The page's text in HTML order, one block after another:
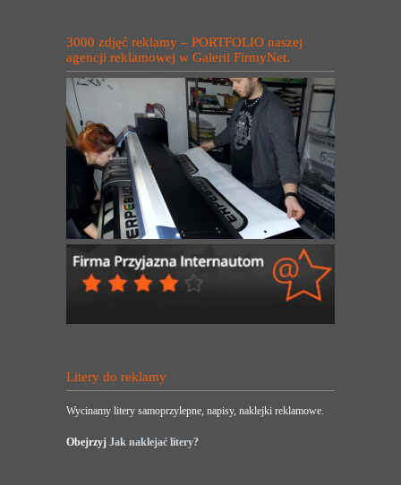
3000 zdjęć reklamy – PORTFOLIO naszej
agencji reklamowej w Galerii FirmyNet.
Litery do reklamy
Wycinamy litery samoprzylepne, napisy, naklejki reklamowe.
Obejrzyj Jak naklejać litery?